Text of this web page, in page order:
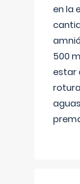
en la
500
estar